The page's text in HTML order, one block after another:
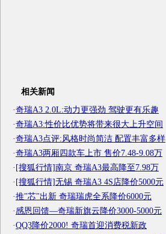
相关新闻
·奇瑞A3 2.0L:动力更强劲 驾驶更有乐趣
·奇瑞A3:性价比优势将带来很大上升空间
·奇瑞A3点评:风格时尚简洁 配置丰富多样
·奇瑞A3两厢四款车上市 售价7.48-9.08万
·[搜狐行情]南京 奇瑞A3最高降至7.98万
·[搜狐行情]无锡 奇瑞A3 4S店降价5000元
·推"芯"出新 奇瑞瑞虎全系降价6000元
·感恩回馈―奇瑞新旗云降价3000-5000元
·QQ3降价2000! 奇瑞首迎消费税新政